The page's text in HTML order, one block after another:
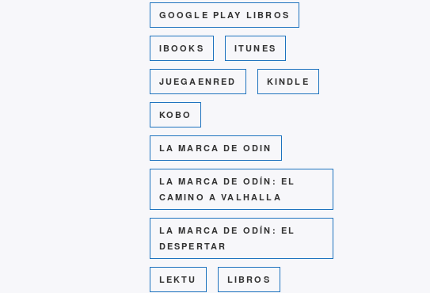
GOOGLE PLAY LIBROS
IBOOKS ITUNES
JUEGAENRED KINDLE
KOBO
LA MARCA DE ODIN
LA MARCA DE ODÍN: EL
CAMINO A VALHALLA
LA MARCA DE ODÍN: EL
DESPERTAR
LEKTU LIBROS